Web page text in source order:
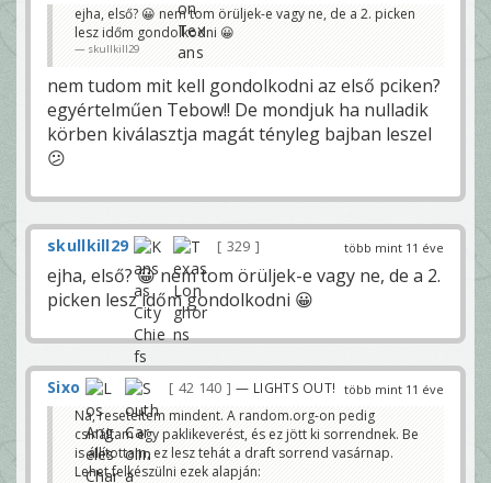
ejha, első? 😀 nem tom örüljek-e vagy ne, de a 2. picken
lesz időm gondolkodni 😀
skullkill29
nem tudom mit kell gondolkodni az első pciken?
egyértelműen Tebow!! De mondjuk ha nulladik
körben kiválasztja magát tényleg bajban leszel
😕
több mint 11 éve
skullkill29 329
ejha, első? 😀 nem tom örüljek-e vagy ne, de a 2.
picken lesz időm gondolkodni 😀
több mint 11 éve
Sixo 42 140 — LIGHTS OUT!
Na, reseteltem mindent. A random.org-on pedig
csináltam egy paklikeverést, és ez jött ki sorrendnek. Be
is állítottam, ez lesz tehát a draft sorrend vasárnap.
Lehet felkészülni ezek alapján: